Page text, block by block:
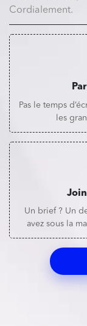
Pas le temps
les
Un brief ? Un
avez sous la